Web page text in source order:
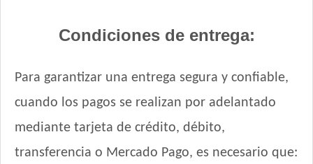
Mapu Perro Adulto Mediano y Grande
Max Pet Perro Adulto Mordida Grande
Maxxium Perro Adulto Cordero Patagónico y Arroz
Maxxium Perro Adulto Pollo de Campo y Arroz
MisterPet High Performance
Condiciones de entrega:
Para garantizar una entrega segura y confiable,
cuando los pagos se realizan por adelantado
mediante tarjeta de crédito, débito,
transferencia o Mercado Pago, es necesario que: